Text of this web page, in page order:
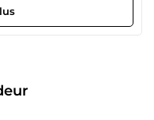
et ses extensions,
et que le résultat
**et manuels
Audits et